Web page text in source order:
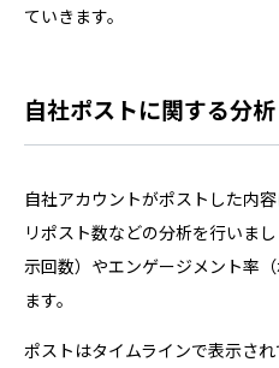
ていきます。
自社ポストに関する分析
自社アカウントがポストした内
リポスト数などの分析を行いま
示回数）やエンゲージメント率
ます。
ポストはタイムラインで表示さ